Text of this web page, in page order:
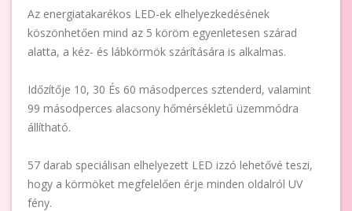
Az energiatakarékos LED-ek elhelyezkedésének
köszönhetően mind az 5 köröm egyenletesen szárad
alatta, a kéz- és lábkörmök szárítására is alkalmas.
Időzítője 10, 30 És 60 másodperces sztenderd, valamint
99 másodperces alacsony hőmérsékletű üzemmódra
állítható.
57 darab speciálisan elhelyezett LED izzó lehetővé teszi,
hogy a körmöket megfelelően érje minden oldalról UV
fény.